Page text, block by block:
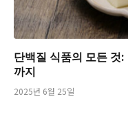
단백질 식품의 모든 것:
까지
2025년 6월 25일